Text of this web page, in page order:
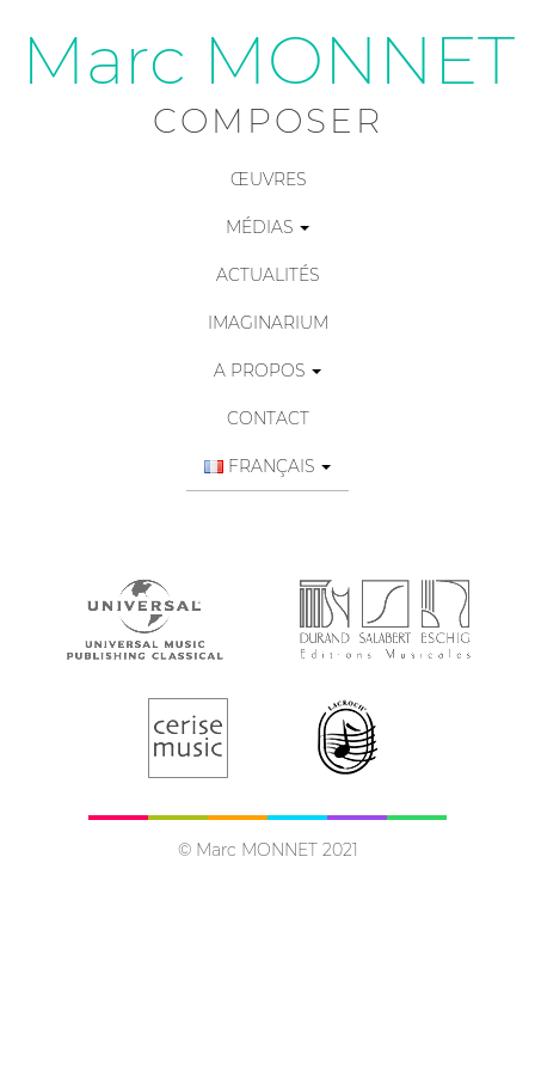
Marc MONNET
COMPOSER
ŒUVRES
MÉDIAS
ACTUALITÉS
IMAGINARIUM
A PROPOS
CONTACT
FRANÇAIS
© Marc MONNET 2021